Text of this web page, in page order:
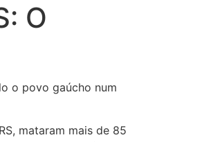
O
o povo gaúcho num
mataram mais de 85